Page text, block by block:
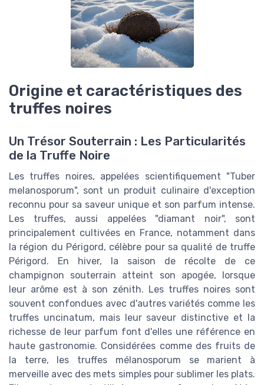
Origine et caractéristiques des
truffes noires
Un Trésor Souterrain : Les Particularités
de la Truffe Noire
Les truffes noires, appelées scientifiquement "Tuber
melanosporum", sont un produit culinaire d'exception
reconnu pour sa saveur unique et son parfum intense.
Les truffes, aussi appelées "diamant noir", sont
principalement cultivées en France, notamment dans
la région du Périgord, célèbre pour sa qualité de truffe
Périgord. En hiver, la saison de récolte de ce
champignon souterrain atteint son apogée, lorsque
leur arôme est à son zénith. Les truffes noires sont
souvent confondues avec d'autres variétés comme les
truffes uncinatum, mais leur saveur distinctive et la
richesse de leur parfum font d'elles une référence en
haute gastronomie. Considérées comme des fruits de
la terre, les truffes mélanosporum se marient à
merveille avec des mets simples pour sublimer les plats.